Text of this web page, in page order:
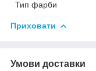
Тип фарби
Приховати
Умови доставки